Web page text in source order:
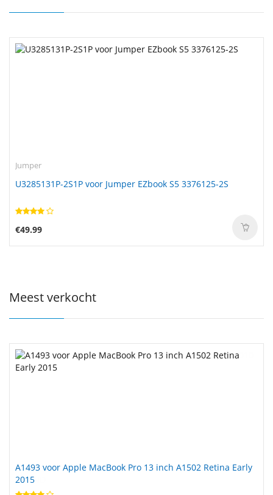
Jumper
U3285131P-2S1P voor Jumper EZbook S5 3376125-2S
€49.99
Meest verkocht
A1493 voor Apple MacBook Pro 13 inch A1502 Retina Early
2015